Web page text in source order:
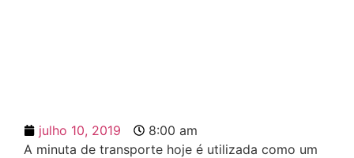
julho 10, 2019
8:00 am
A minuta de transporte hoje é utilizada como um